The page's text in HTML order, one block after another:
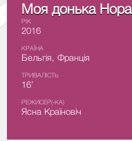
Моя донька Нора
РІК
2016
КРАЇНА
Бельгія, Франція
ТРИВАЛІСТЬ
16’
РЕЖИСЕР(-КА)
Ясна Країновіч